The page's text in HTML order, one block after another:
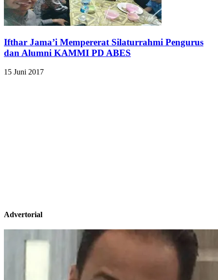
Ifthar Jama’i Mempererat Silaturrahmi Pengurus
dan Alumni KAMMI PD ABES
15 Juni 2017
Advertorial